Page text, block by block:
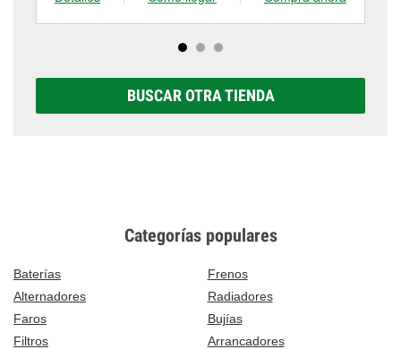
BUSCAR OTRA TIENDA
Categorías populares
Baterías
Frenos
Alternadores
Radiadores
Faros
Bujías
Filtros
Arrancadores